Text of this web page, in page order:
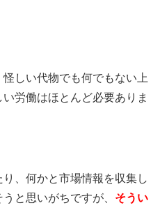
しい代物でも何でもない上
労働はほとんど必要ありま
、何かと市場情報を収集し
と思いがちですが、 そうい